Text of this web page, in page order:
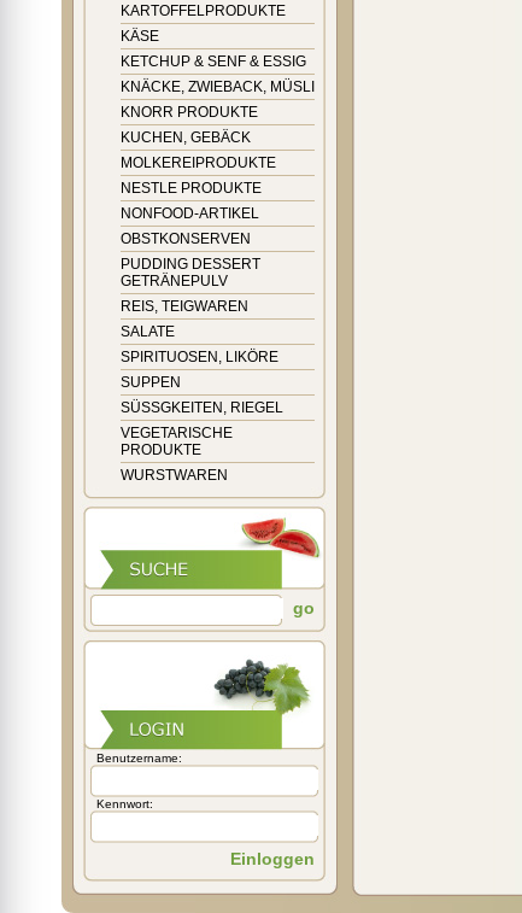
KARTOFFELPRODUKTE
KÄSE
KETCHUP & SENF & ESSIG
KNÄCKE, ZWIEBACK, MÜSLI
KNORR PRODUKTE
KUCHEN, GEBÄCK
MOLKEREIPRODUKTE
NESTLE PRODUKTE
NONFOOD-ARTIKEL
OBSTKONSERVEN
PUDDING DESSERT
GETRÄNEPULV
REIS, TEIGWAREN
SALATE
SPIRITUOSEN, LIKÖRE
SUPPEN
SÜSSGKEITEN, RIEGEL
VEGETARISCHE
PRODUKTE
WURSTWAREN
go
Benutzername:
Kennwort:
Einloggen